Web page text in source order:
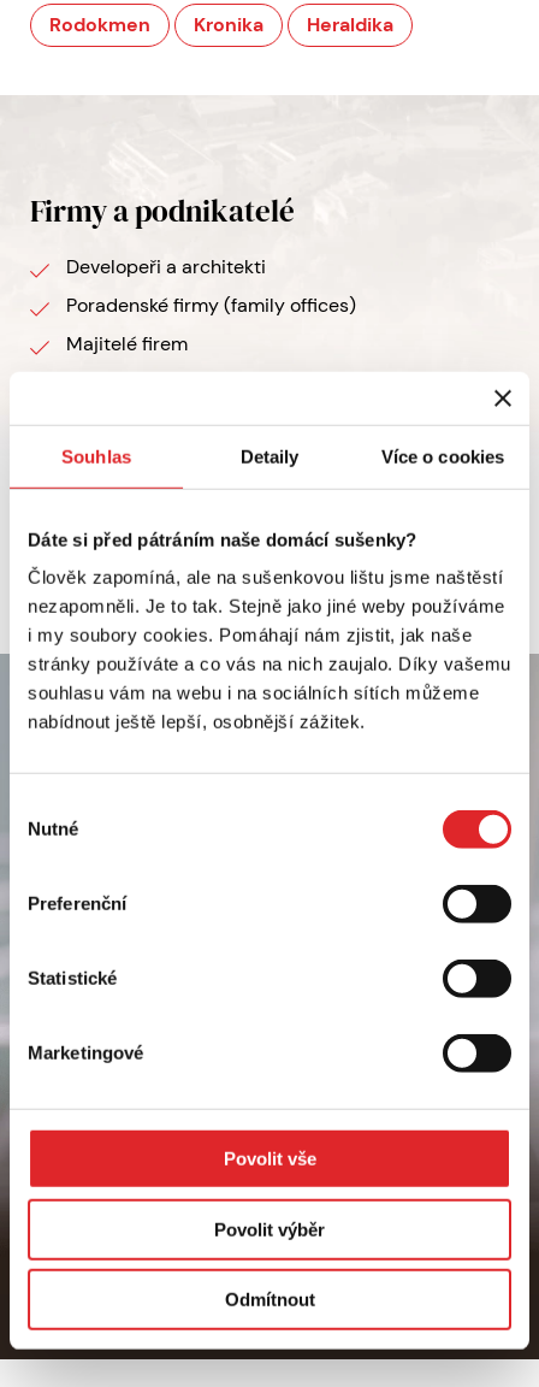
Souhlas Detaily Více o cookies
Dáte si před pátráním naše domácí sušenky?
Člověk zapomíná, ale na sušenkovou lištu jsme naštěstí
nezapomněli. Je to tak. Stejně jako jiné weby používáme
i my soubory cookies. Pomáhají nám zjistit, jak naše
stránky používáte a co vás na nich zaujalo. Díky vašemu
souhlasu vám na webu i na sociálních sítích můžeme
nabídnout ještě lepší, osobnější zážitek.
souhlasu
Nutné
Preferenční
Statistické
Marketingové
Povolit vše
Povolit výběr
Odmítnout
Rodokmen Kronika Heraldika
Firmy a podnikatelé
Developeři a architekti
Poradenské firmy (family offices)
Majitelé firem
Rodinní lékaři, marketingové agentury a další
Historie domu nebo místa Rodokmen
Kronika
Vyžádejte si konzultaci zdarma
Hledáme příběhy,
které obohatí váš
život i podnikání.
Kontaktujte nás